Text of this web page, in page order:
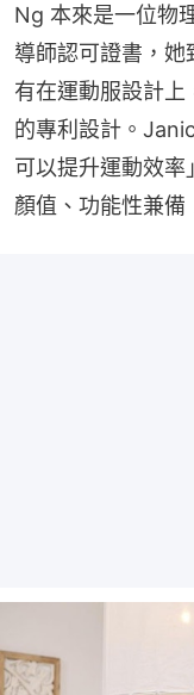
Ng 本來是一位物
導師認可證書，
有在運動服設計
的專利設計。
可以提升運動效
顏值、功能性兼備